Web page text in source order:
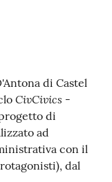
di Castel
CivCivics -
di
ad
con il
dal